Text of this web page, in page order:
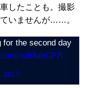
したことも。撮影
いませんが……。
for the second day
nu88ahCP7l
2017